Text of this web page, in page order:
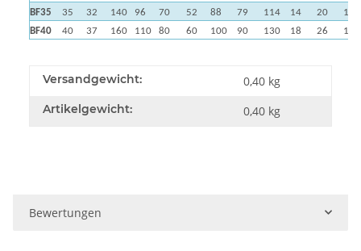
BF35
35 32 140 96 70 52 88 79 114 14 20
13
BF40
40 37 160 110 80 60 100 90 130 18 26
Versandgewicht: 0,40 kg
Artikelgewicht: 0,40 kg
Bewertungen